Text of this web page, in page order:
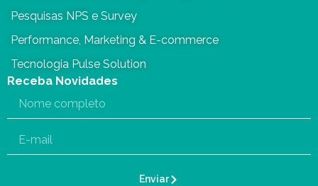
Pesquisas NPS e Survey
Performance, Marketing & E-commerce
Tecnologia Pulse Solution
Receba Novidades
Enviar